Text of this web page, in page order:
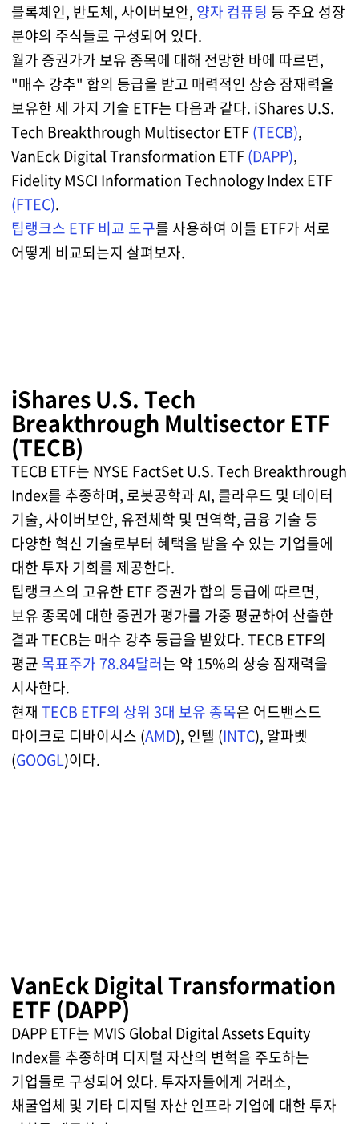
블록체인, 반도체, 사이버보안, 양자 컴퓨팅 등 주요 성장
분야의 주식들로 구성되어 있다.
월가 증권가가 보유 종목에 대해 전망한 바에 따르면,
"매수 강추" 합의 등급을 받고 매력적인 상승 잠재력을
보유한 세 가지 기술 ETF는 다음과 같다. iShares U.S.
Tech Breakthrough Multisector ETF(TECB),
VanEck Digital Transformation ETF(DAPP),
Fidelity MSCI Information Technology Index ETF
(FTEC).
팁랭크스 ETF 비교 도구를 사용하여 이들 ETF가 서로
어떻게 비교되는지 살펴보자.
iShares U.S. Tech
Breakthrough Multisector ETF
(TECB)
TECB ETF는 NYSE FactSet U.S. Tech Breakthrough
Index를 추종하며, 로봇공학과 AI, 클라우드 및 데이터
기술, 사이버보안, 유전체학 및 면역학, 금융 기술 등
다양한 혁신 기술로부터 혜택을 받을 수 있는 기업들에
대한 투자 기회를 제공한다.
팁랭크스의 고유한 ETF 증권가 합의 등급에 따르면,
보유 종목에 대한 증권가 평가를 가중 평균하여 산출한
결과 TECB는 매수 강추 등급을 받았다. TECB ETF의
평균 목표주가 78.84달러는 약 15%의 상승 잠재력을
시사한다.
현재 TECB ETF의 상위 3대 보유 종목은 어드밴스드
마이크로 디바이시스 (AMD), 인텔 (INTC), 알파벳
(GOOGL)이다.
VanEck Digital Transformation
ETF (DAPP)
DAPP ETF는 MVIS Global Digital Assets Equity
Index를 추종하며 디지털 자산의 변혁을 주도하는
기업들로 구성되어 있다. 투자자들에게 거래소,
채굴업체 및 기타 디지털 자산 인프라 기업에 대한 투자